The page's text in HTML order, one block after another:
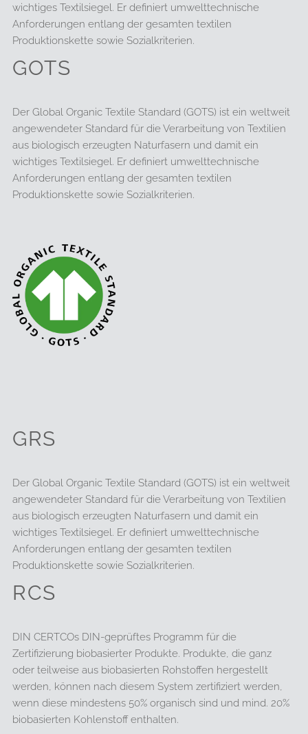
wichtiges Textilsiegel. Er definiert umwelttechnische
Anforderungen entlang der gesamten textilen
Produktionskette sowie Sozialkriterien.
GOTS
Der Global Organic Textile Standard (GOTS) ist ein weltweit
angewendeter Standard für die Verarbeitung von Textilien
aus biologisch erzeugten Naturfasern und damit ein
wichtiges Textilsiegel. Er definiert umwelttechnische
Anforderungen entlang der gesamten textilen
Produktionskette sowie Sozialkriterien.
GRS
Der Global Organic Textile Standard (GOTS) ist ein weltweit
angewendeter Standard für die Verarbeitung von Textilien
aus biologisch erzeugten Naturfasern und damit ein
wichtiges Textilsiegel. Er definiert umwelttechnische
Anforderungen entlang der gesamten textilen
Produktionskette sowie Sozialkriterien.
RCS
DIN CERTCOs DIN-geprüftes Programm für die
Zertifizierung biobasierter Produkte. Produkte, die ganz
oder teilweise aus biobasierten Rohstoffen hergestellt
werden, können nach diesem System zertifiziert werden,
wenn diese mindestens 50% organisch sind und mind. 20%
biobasierten Kohlenstoff enthalten.